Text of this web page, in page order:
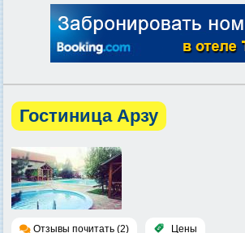
Гостиница Арзу
Отзывы почитать (2) Цены